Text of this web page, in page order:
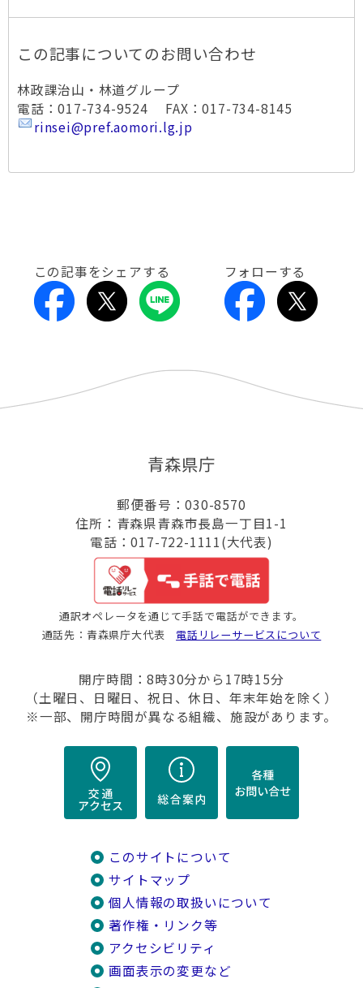
この記事についてのお問い合わせ
林政課治山・林道グループ
電話：017-734-9524 FAX：017-734-8145
rinsei@pref.aomori.lg.jp
この記事をシェアする フォローする
青森県庁
郵便番号：030-8570
住所：青森県青森市長島一丁目1-1
電話：017-722-1111(大代表)
通訳オペレータを通じて手話で電話ができます。
通話先：青森県庁大代表 電話リレーサービスについて
開庁時間：8時30分から17時15分
（土曜日、日曜日、祝日、休日、年末年始を除く）
※一部、開庁時間が異なる組織、施設があります。
このサイトについて
サイトマップ
個人情報の取扱いについて
著作権・リンク等
アクセシビリティ
画面表示の変更など